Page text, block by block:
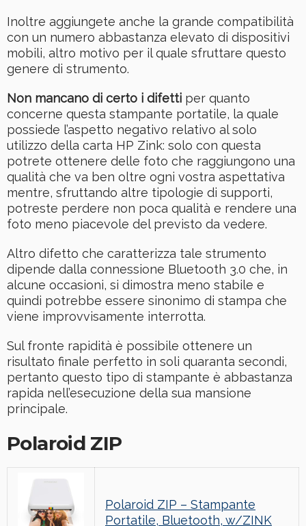
Inoltre aggiungete anche la grande compatibilità
con un numero abbastanza elevato di dispositivi
mobili, altro motivo per il quale sfruttare questo
genere di strumento.
Non mancano di certo i difetti per quanto
concerne questa stampante portatile, la quale
possiede l’aspetto negativo relativo al solo
utilizzo della carta HP Zink: solo con questa
potrete ottenere delle foto che raggiungono una
qualità che va ben oltre ogni vostra aspettativa
mentre, sfruttando altre tipologie di supporti,
potreste perdere non poca qualità e rendere una
foto meno piacevole del previsto da vedere.
Altro difetto che caratterizza tale strumento
dipende dalla connessione Bluetooth 3.0 che, in
alcune occasioni, si dimostra meno stabile e
quindi potrebbe essere sinonimo di stampa che
viene improvvisamente interrotta.
Sul fronte rapidità è possibile ottenere un
risultato finale perfetto in soli quaranta secondi,
pertanto questo tipo di stampante è abbastanza
rapida nell’esecuzione della sua mansione
principale.
Polaroid ZIP
Polaroid ZIP – Stampante
Portatile, Bluetooth, w/ZINK